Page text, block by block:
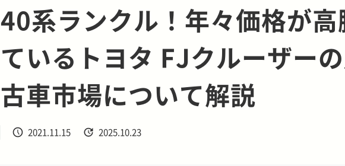
系ランクル！年々価格が
いるトヨタ FJクルーザー
車市場について解説
2021.11.15 2025.10.23